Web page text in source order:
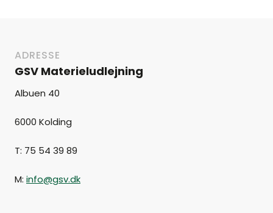
ADRESSE
GSV Materieludlejning
Albuen 40
6000 Kolding
T: 75 54 39 89
M: info@gsv.dk